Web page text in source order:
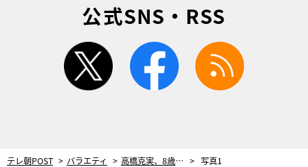
公式SNS・RSS
twitter facebook
テレ朝POST バラエティ 高橋克実、8歳息子＆5歳娘の子育てにも積極的！二日酔いでも、身なりを整えて幼稚園に同行 写真1